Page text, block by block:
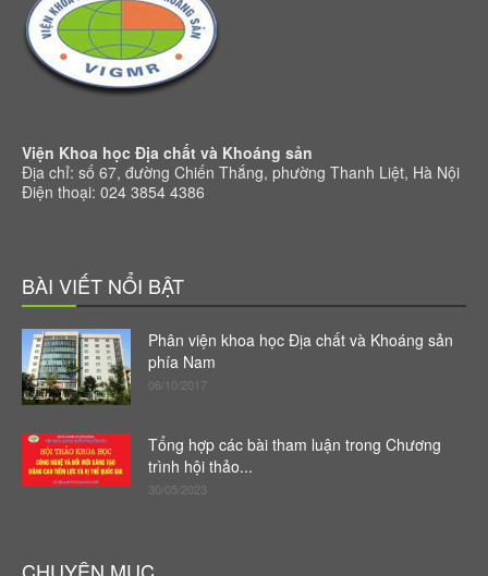
Viện Khoa học Địa chất và Khoáng sản
Địa chỉ: số 67, đường Chiến Thắng, phường Thanh Liệt, Hà Nội
Điện thoại: 024 3854 4386
BÀI VIẾT NỔI BẬT
Phân viện khoa học Địa chất và Khoáng sản
phía Nam
06/10/2017
Tổng hợp các bài tham luận trong Chương
trình hội thảo...
30/05/2023